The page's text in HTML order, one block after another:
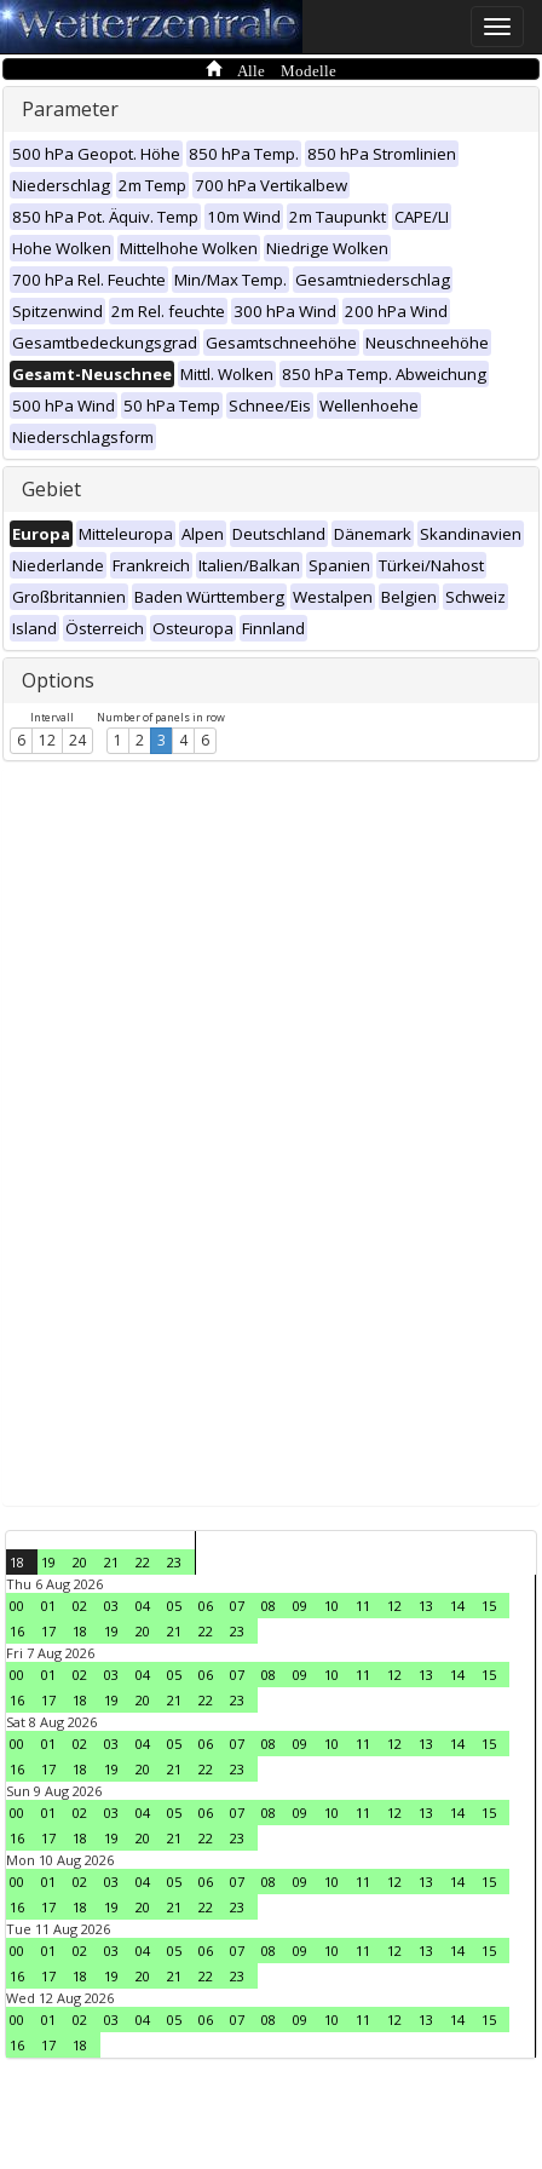
Toggle
Alle Modelle
Parameter
500 hPa Geopot. Höhe 850 hPa Temp. 850 hPa Stromlinien
Niederschlag 2m Temp 700 hPa Vertikalbew
850 hPa Pot. Äquiv. Temp 10m Wind 2m Taupunkt CAPE/LI
Hohe Wolken Mittelhohe Wolken Niedrige Wolken
700 hPa Rel. Feuchte Min/Max Temp. Gesamtniederschlag
Spitzenwind 2m Rel. feuchte 300 hPa Wind 200 hPa Wind
Gesamtbedeckungsgrad Gesamtschneehöhe Neuschneehöhe
Gesamt-Neuschnee Mittl. Wolken 850 hPa Temp. Abweichung
500 hPa Wind 50 hPa Temp Schnee/Eis Wellenhoehe
Niederschlagsform
Gebiet
Europa Mitteleuropa Alpen Deutschland Dänemark Skandinavien
Niederlande Frankreich Italien/Balkan Spanien Türkei/Nahost
Großbritannien Baden Württemberg Westalpen Belgien Schweiz
Island Österreich Osteuropa Finnland
Options
Intervall
6 12 24
Number of panels in row
1 2 3 4 6
18 19 20 21 22
23
Thu 6 Aug 2026
00
01 02 03 04 05 06 07 08 09 10 11 12 13 14
15
16
17 18 19 20 21 22
23
Fri 7 Aug 2026
00
01 02 03 04 05 06 07 08 09 10 11 12 13 14
15
16
17 18 19 20 21 22
23
Sat 8 Aug 2026
00
01 02 03 04 05 06 07 08 09 10 11 12 13 14
15
16
17 18 19 20 21 22
23
Sun 9 Aug 2026
00
01 02 03 04 05 06 07 08 09 10 11 12 13 14
15
16
17 18 19 20 21 22
23
Mon 10 Aug 2026
00
01 02 03 04 05 06 07 08 09 10 11 12 13 14
15
16
17 18 19 20 21 22
23
Tue 11 Aug 2026
00
01 02 03 04 05 06 07 08 09 10 11 12 13 14
15
16
17 18 19 20 21 22
23
Wed 12 Aug 2026
00
01 02 03 04 05 06 07 08 09 10 11 12 13 14
15
16
17 18